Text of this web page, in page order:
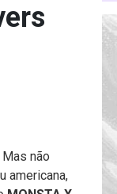
não
americana,